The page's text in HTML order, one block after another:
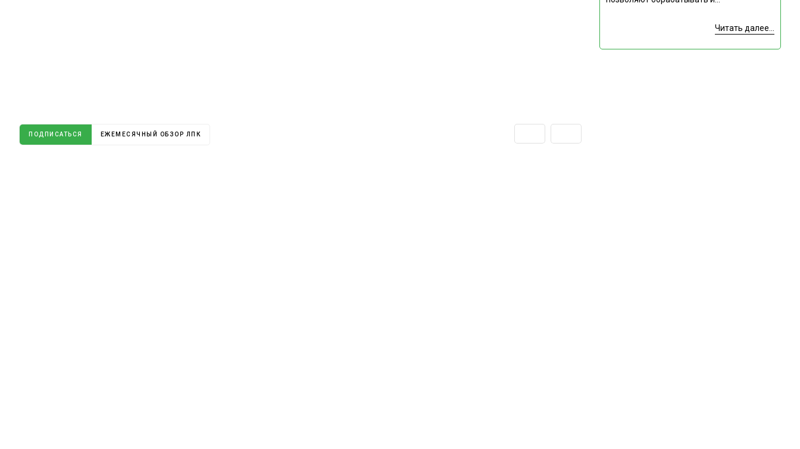
Читать далее...
ПОДПИСАТЬСЯ ЕЖЕМЕСЯЧНЫЙ ОБЗОР ЛПК